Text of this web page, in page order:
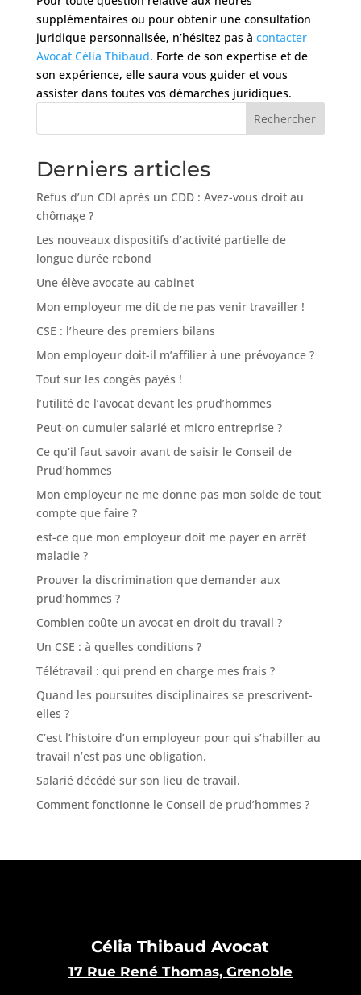
supplémentaires ou pour obtenir une consultation
juridique personnalisée, n’hésitez pas à contacter
Avocat Célia Thibaud. Forte de son expertise et de
son expérience, elle saura vous guider et vous
assister dans toutes vos démarches juridiques.
Rechercher
Derniers articles
Refus d’un CDI après un CDD : Avez-vous droit au
chômage ?
Les nouveaux dispositifs d’activité partielle de
longue durée rebond
Une élève avocate au cabinet
Mon employeur me dit de ne pas venir travailler !
CSE : l’heure des premiers bilans
Mon employeur doit-il m’affilier à une prévoyance ?
Tout sur les congés payés !
l’utilité de l’avocat devant les prud’hommes
Peut-on cumuler salarié et micro entreprise ?
Ce qu’il faut savoir avant de saisir le Conseil de
Prud’hommes
Mon employeur ne me donne pas mon solde de tout
compte que faire ?
est-ce que mon employeur doit me payer en arrêt
maladie ?
Prouver la discrimination que demander aux
prud’hommes ?
Combien coûte un avocat en droit du travail ?
Un CSE : à quelles conditions ?
Télétravail : qui prend en charge mes frais ?
Quand les poursuites disciplinaires se prescrivent-
elles ?
C’est l’histoire d’un employeur pour qui s’habiller au
travail n’est pas une obligation.
Salarié décédé sur son lieu de travail.
Comment fonctionne le Conseil de prud’hommes ?
Célia Thibaud Avocat
17 Rue René Thomas, Grenoble